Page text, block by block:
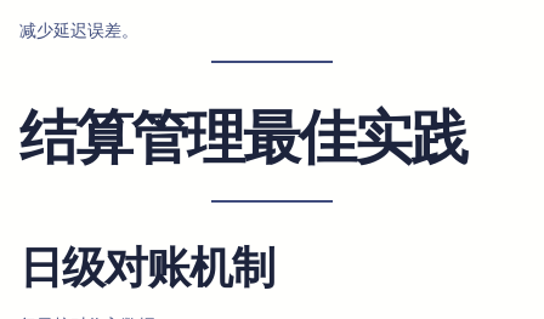
减少延迟误差。
结算管理最佳实践
日级对账机制